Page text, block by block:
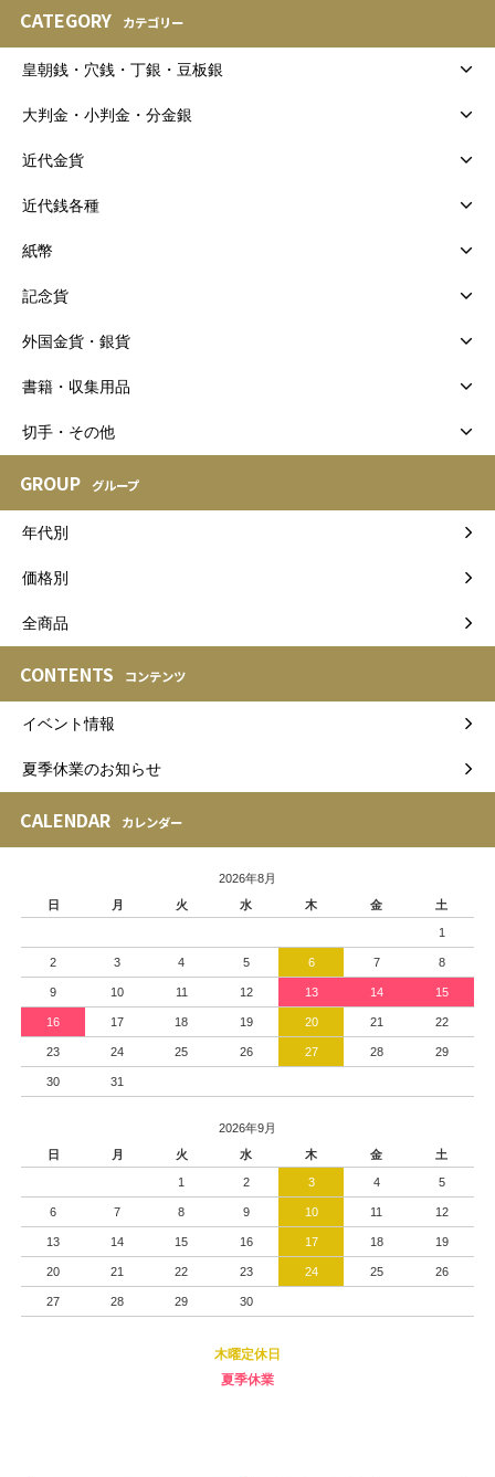
CATEGORY カテゴリー
皇朝銭・穴銭・丁銀・豆板銀
大判金・小判金・分金銀
近代金貨
近代銭各種
紙幣
記念貨
外国金貨・銀貨
書籍・収集用品
切手・その他
GROUP グループ
年代別
価格別
全商品
CONTENTS コンテンツ
イベント情報
夏季休業のお知らせ
CALENDAR カレンダー
2026年8月
日
月 火 水 木 金 土
1
2 3 4 5 6 7 8
9 10 11 12 13 14 15
16 17 18 19 20 21 22
23 24 25 26 27 28 29
30 31
2026年9月
日
月 火 水 木 金 土
1 2 3 4 5
6 7 8 9 10 11 12
13 14 15 16 17 18 19
20 21 22 23 24 25 26
27 28 29 30
木曜定休日
夏季休業